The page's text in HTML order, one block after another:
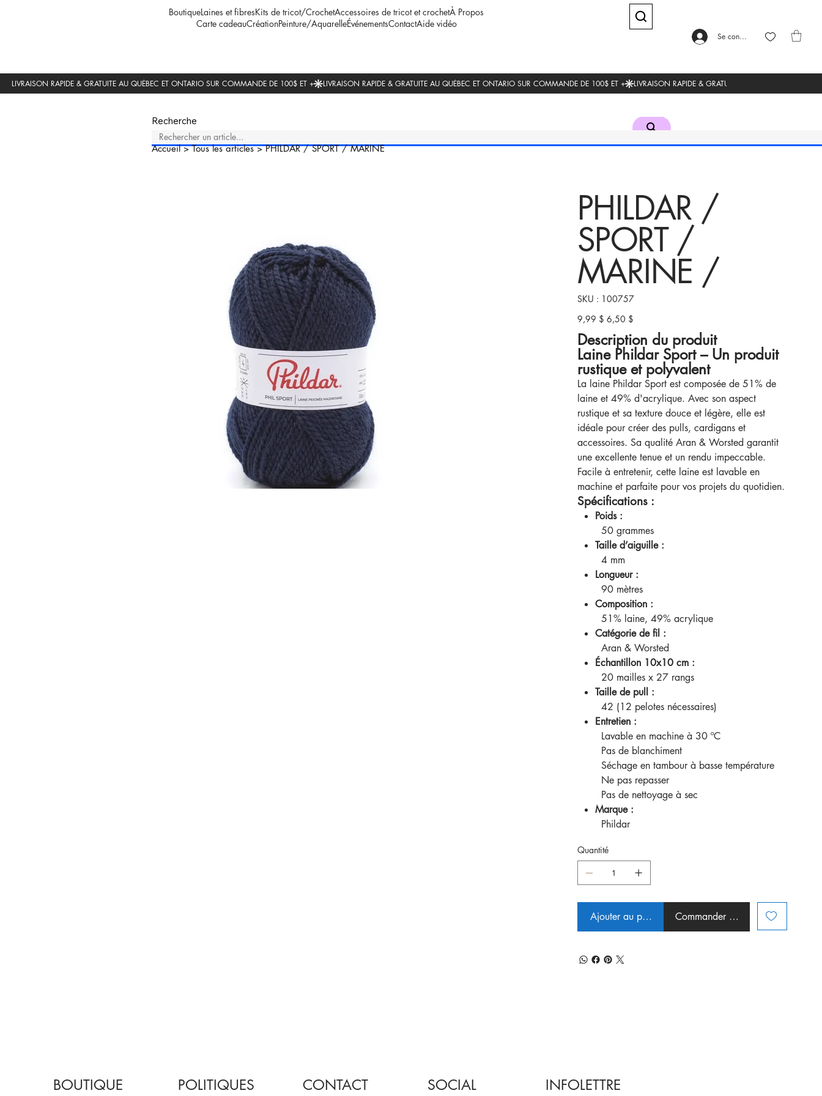
BoutiqueLaines et fibresKits de tricot/CrochetAccessoires de tricot et crochetÀ Propos
Carte cadeauCréationPeinture/AquarelleÉvénementsContactAide vidéo
Se connecter
Recherche
Accueil>Tous les articles>PHILDAR / SPORT / MARINE
PHILDAR /
SPORT /
MARINE /
SKU :
SKU
100757
100757
Prix
d’origine
9,99 $ Prix
promotionnel
6,50 $
Description du produit
Laine Phildar Sport – Un produit
rustique et polyvalent
La laine Phildar Sport est composée de 51% de
laine et 49% d'acrylique. Avec son aspect
rustique et sa texture douce et légère, elle est
idéale pour créer des pulls, cardigans et
accessoires. Sa qualité Aran & Worsted garantit
une excellente tenue et un rendu impeccable.
Facile à entretenir, cette laine est lavable en
machine et parfaite pour vos projets du quotidien.
Spécifications :
Poids :
50 grammes
Taille d’aiguille :
4 mm
Longueur :
90 mètres
Composition :
51% laine, 49% acrylique
Catégorie de fil :
Aran & Worsted
Échantillon 10x10 cm :
20 mailles x 27 rangs
Taille de pull :
42 (12 pelotes nécessaires)
Entretien :
Lavable en machine à 30 ºC
Pas de blanchiment
Séchage en tambour à basse température
Ne pas repasser
Pas de nettoyage à sec
Marque :
Phildar
Quantité
Ajouter au panier Commander et payer
BOUTIQUE POLITIQUES CONTACT SOCIAL INFOLETTRE